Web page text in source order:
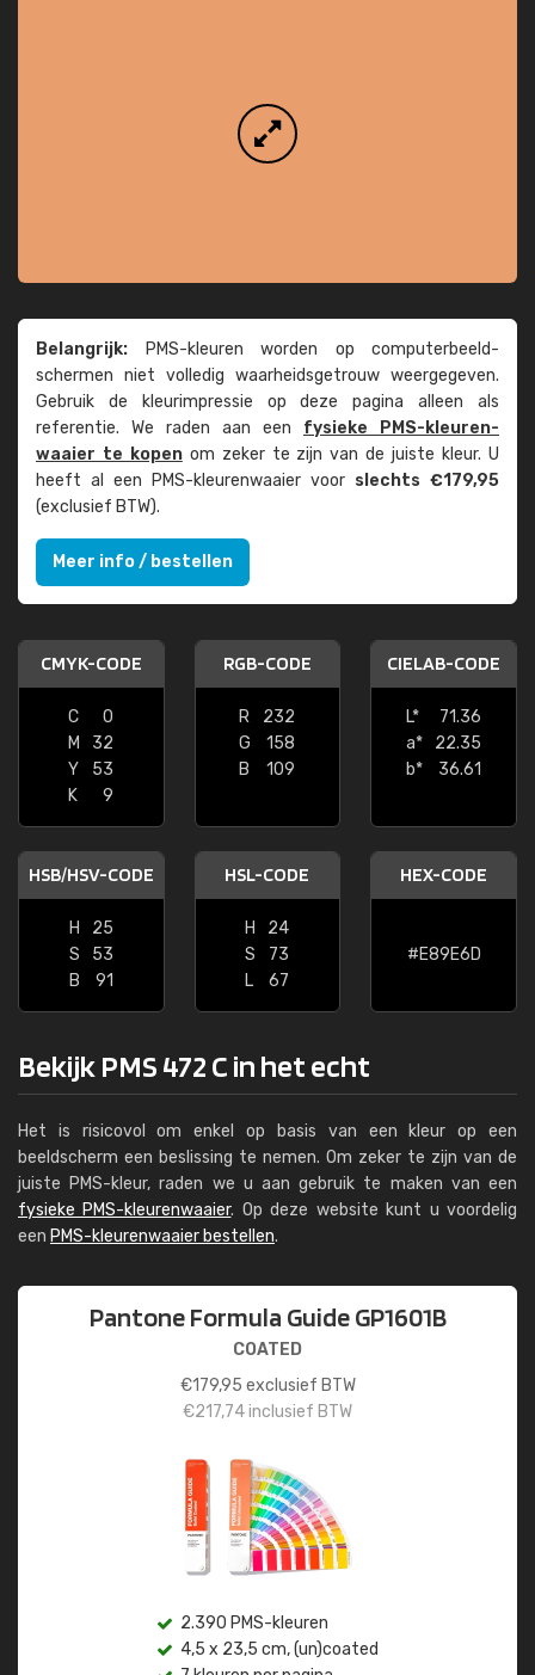
Belangrijk: PMS-kleuren worden op computer­beeld­
schermen niet volledig waarheids­­getrouw weer­gegeven.
Gebruik de kleur­impressie op deze pagina alleen als
referentie. We raden aan een fysieke PMS-kleuren­
waaier te kopenom zeker te zijn van de juiste kleur. U
heeft al een PMS-kleuren­waaier voor slechts €179,95
(exclusief BTW).
Meer info / bestellen
CMYK-CODE
C
0
M
32
Y
53
K
9
RGB-CODE
R
232
G
158
B
109
CIELAB-CODE
L*
71.36
a*
22.35
b*
36.61
HSB/HSV-CODE
H
25
S
53
B
91
HSL-CODE
H
24
S
73
L
67
HEX-CODE
#E89E6D
Bekijk PMS 472 C in het echt
Het is risicovol om enkel op basis van een kleur op een
beeldscherm een beslissing te nemen. Om zeker te zijn van de
juiste PMS-kleur, raden we u aan gebruik te maken van een
fysieke PMS-kleurenwaaier. Op deze website kunt u voordelig
een PMS-kleurenwaaier bestellen.
Pantone Formula Guide GP1601B
COATED
€179,95 exclusief BTW
€217,74inclusief BTW
2.390 PMS-kleuren
4,5 x 23,5 cm, (un)coated